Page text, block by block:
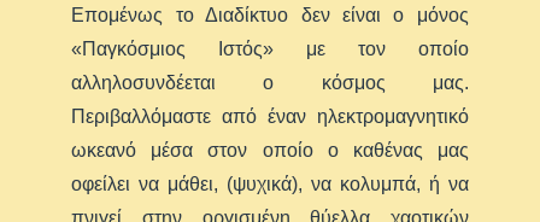
Επομένως το Διαδίκτυο δεν είναι ο μόνος
«Παγκόσμιος Ιστός» με τον οποίο
αλληλοσυνδέεται ο κόσμος μας.
Περιβαλλόμαστε από έναν ηλεκτρομαγνητικό
ωκεανό μέσα στον οποίο ο καθένας μας
οφείλει να μάθει, (ψυχικά), να κολυμπά, ή να
πνιγεί στην οργισμένη θύελλα χαοτικών